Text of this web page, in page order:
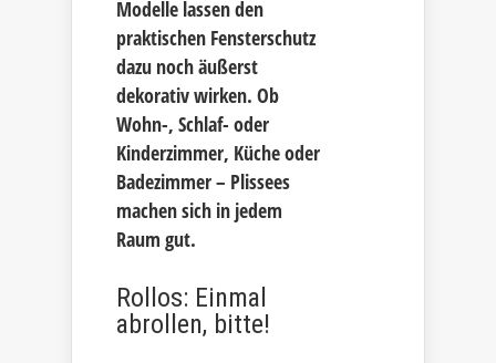
Modelle lassen den
praktischen Fensterschutz
dazu noch äußerst
dekorativ wirken. Ob
Wohn-, Schlaf- oder
Kinderzimmer, Küche oder
Badezimmer – Plissees
machen sich in jedem
Raum gut.
Rollos: Einmal
abrollen, bitte!